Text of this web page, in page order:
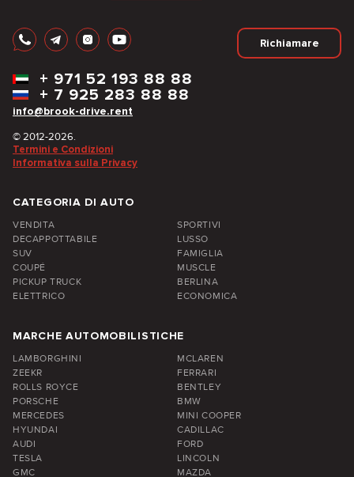
Richiamare
info@brook-drive.rent
+ 7 925 283 88 88
+ 971 52 193 88 88
© 2012-2026.
Termini e Condizioni
Informativa sulla Privacy
CATEGORIA DI AUTO
VENDITA
SPORTIVI
DECAPPOTTABILE
LUSSO
SUV
FAMIGLIA
COUPÉ
MUSCLE
PICKUP TRUCK
BERLINA
ELETTRICO
ECONOMICA
MARCHE AUTOMOBILISTICHE
LAMBORGHINI
MCLAREN
ZEEKR
FERRARI
ROLLS ROYCE
BENTLEY
PORSCHE
BMW
MERCEDES
MINI COOPER
HYUNDAI
CADILLAC
AUDI
FORD
TESLA
LINCOLN
GMC
MAZDA